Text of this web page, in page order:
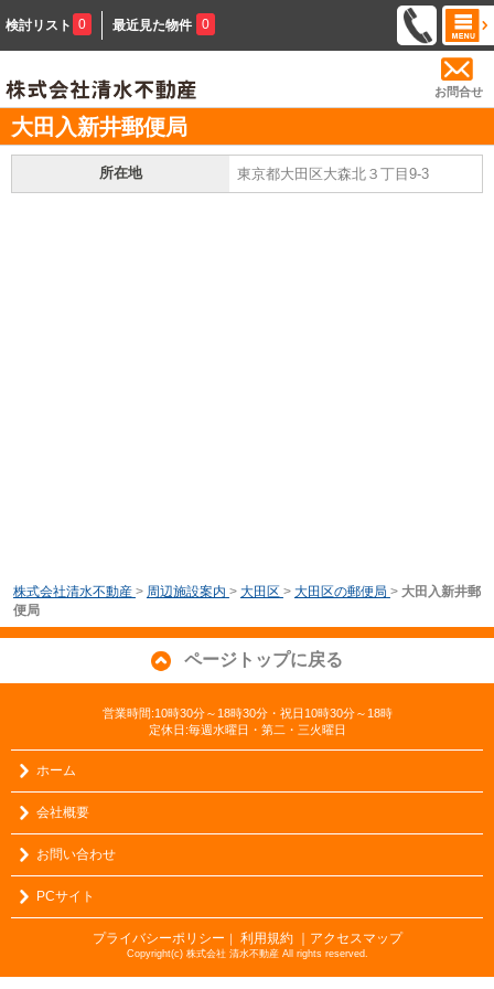
検討リスト 0 最近見た物件 0
お問合せ
大田入新井郵便局
所在地 東京都大田区大森北３丁目9-3
株式会社清水不動産 > 周辺施設案内 > 大田区 > 大田区の郵便局 > 大田入新井郵
便局
ページトップに戻る
営業時間:10時30分～18時30分・祝日10時30分～18時
定休日:毎週水曜日・第二・三火曜日
ホーム
会社概要
お問い合わせ
PCサイト
プライバシーポリシー ｜ 利用規約 ｜アクセスマップ
Copyright(c) 株式会社 清水不動産 All rights reserved.